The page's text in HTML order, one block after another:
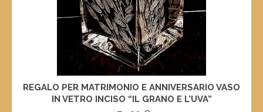
REGALO PER MATRIMONIO E ANNIVERSARIO VASO
IN VETRO INCISO “IL GRANO E L’UVA”